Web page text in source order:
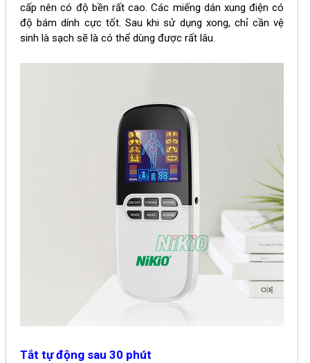
cấp nên có độ bền rất cao. Các miếng dán xung điện có
độ bám dính cực tốt. Sau khi sử dụng xong, chỉ cần vệ
sinh là sạch sẽ là có thể dùng được rất lâu.
Tắt tự động sau 30 phút